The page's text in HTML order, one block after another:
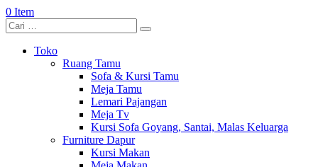
0 Item
Toko
Ruang Tamu
Sofa & Kursi Tamu
Meja Tamu
Lemari Pajangan
Meja Tv
Kursi Sofa Goyang, Santai, Malas Keluarga
Furniture Dapur
Kursi Makan